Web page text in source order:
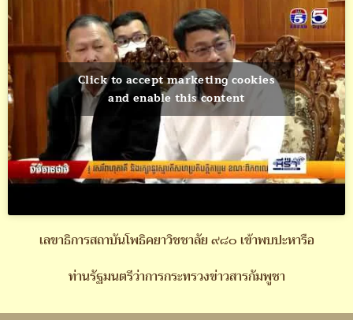
Click to accept marketing cookies
and enable this content
เลขาธิการสถาบันโพธิคยาวิชชาลัย ๙๘๐ เข้าพบปะหารือ
ท่านรัฐมนตรีว่าการกระทรวงข่าวสารกัมพูชา